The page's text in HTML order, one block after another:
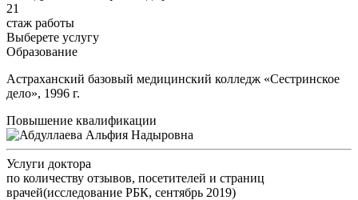
21
стаж работы
Выберете услугу
Образование
Астраханский базовый медицинский колледж «Сестринское
дело», 1996 г.
Повышение квалификации
Услуги доктора
по количеству отзывов, посетителей и страниц
врачей(исследование РБК, сентябрь 2019)